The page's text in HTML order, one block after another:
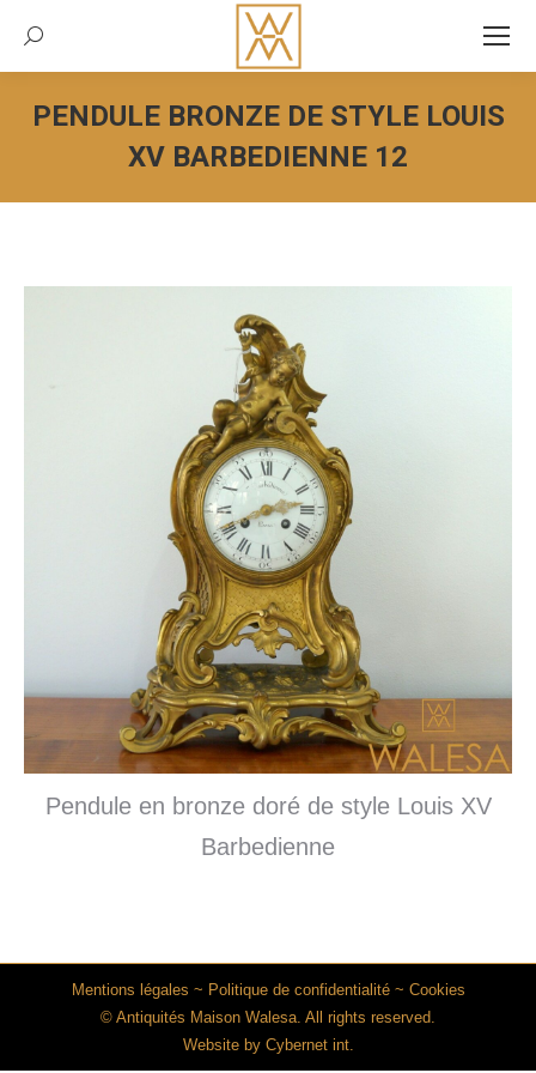
Recherche:
PENDULE BRONZE DE STYLE LOUIS
XV BARBEDIENNE 12
Vous êtes ici :
Pendule en bronze doré de style Louis XV
Barbedienne
Mentions légales ~ Politique de confidentialité~ Cookies
© Antiquités Maison Walesa. All rights reserved.
Website by Cybernet int.